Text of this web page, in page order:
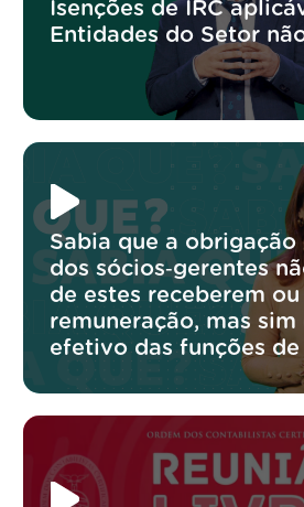
Isenções de IRC
Entidades do Setor
Sabia que a
dos sócios‑gerentes
de estes receberem
remuneração, mas
efetivo das funções de